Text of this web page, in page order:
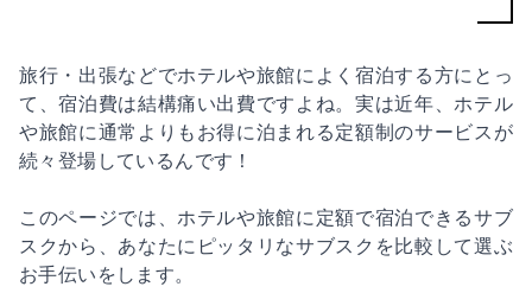
旅行・出張などでホテルや旅館によく宿泊する方にとっ
て、宿泊費は結構痛い出費ですよね。実は近年、ホテル
や旅館に通常よりもお得に泊まれる定額制のサービスが
続々登場しているんです！
このページでは、ホテルや旅館に定額で宿泊できるサブ
スクから、あなたにピッタリなサブスクを比較して選ぶ
お⼿伝いをします。